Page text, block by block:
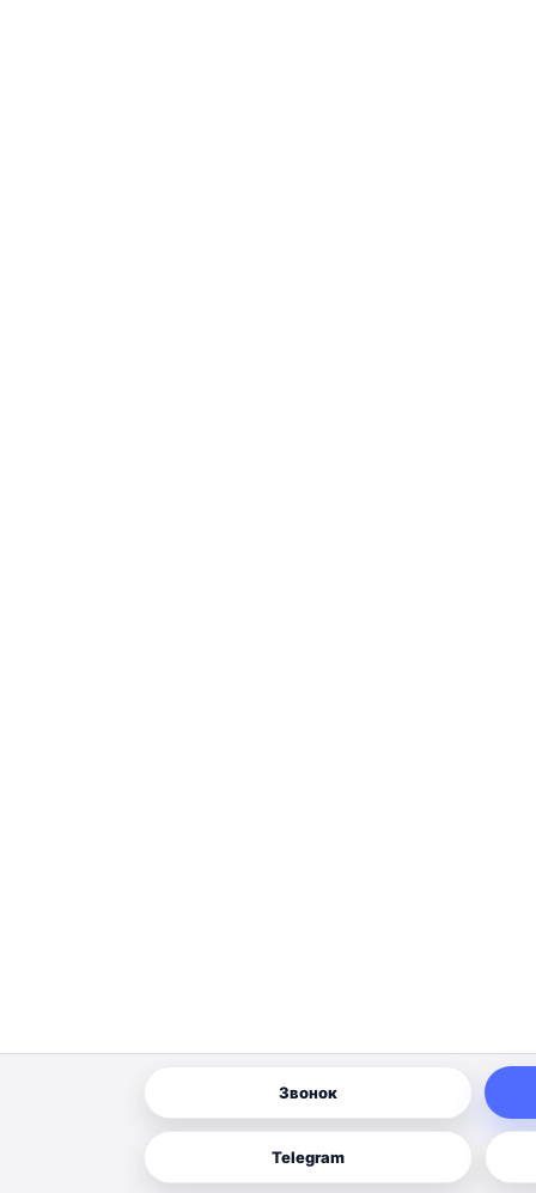
Звонок
Telegram